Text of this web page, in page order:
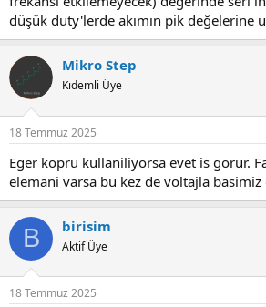
düşük duty'lerde akımın pik değelerine
Mikro Step
Kıdemli Üye
18 Temmuz 2025
Eger kopru kullaniliyorsa evet is gorur.
elemani varsa bu kez de voltajla basimiz
B birisim
Aktif Üye
18 Temmuz 2025